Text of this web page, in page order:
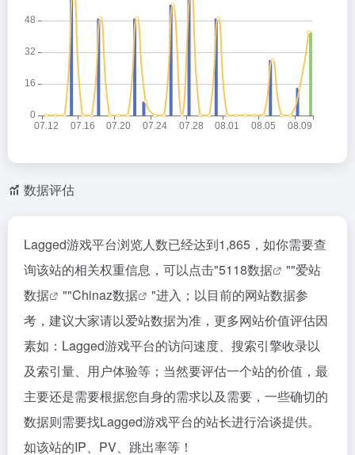
数据评估
Lagged游戏平台浏览人数已经达到1,865，如你需要查
询该站的相关权重信息，可以点击"5118数据 ""爱站
数据
""Chinaz数据
"进入；以目前的网站数据参
考，建议大家请以爱站数据为准，更多网站价值评估因
素如：Lagged游戏平台的访问速度、搜索引擎收录以
及索引量、用户体验等；当然要评估一个站的价值，最
主要还是需要根据您自身的需求以及需要，一些确切的
数据则需要找Lagged游戏平台的站长进行洽谈提供。
如该站的IP、PV、跳出率等！